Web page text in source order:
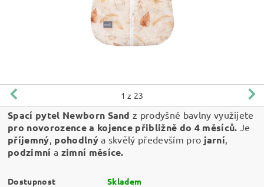
1 z 23
Spací pytel Newborn Sandz prodyšné bavlny využijete
pro novorozence a kojence přibližně do 4 měsíců. Je
příjemný pohodlnýa skvělý především pro jarní
podzimní a zimní měsíce.
Dostupnost Skladem